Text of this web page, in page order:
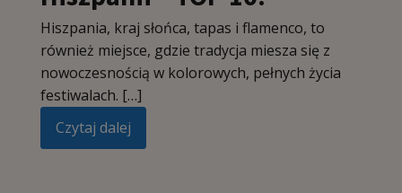
Hiszpania, kraj słońca, tapas i flamenco, to
również miejsce, gdzie tradycja miesza się z
nowoczesnością w kolorowych, pełnych życia
festiwalach. […]
Czytaj dalej